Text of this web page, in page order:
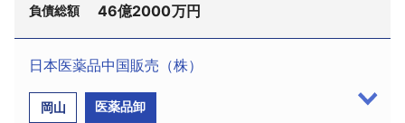
長、従業員40名）は2月9日、静岡地裁に民事再生法
の適用を申請した。監督委員には伊藤みさ子弁護士
（静岡・市民法律事務所、同市葵区伝馬町9－10、電
50億1000万円。
負債総額 46億2000万円
（株）ワールドワイドコーポレーション（TSR企業
コード:570739616、法人番号:7120001098461、大
日本医薬品中国販売（株）
岡山 医薬品卸